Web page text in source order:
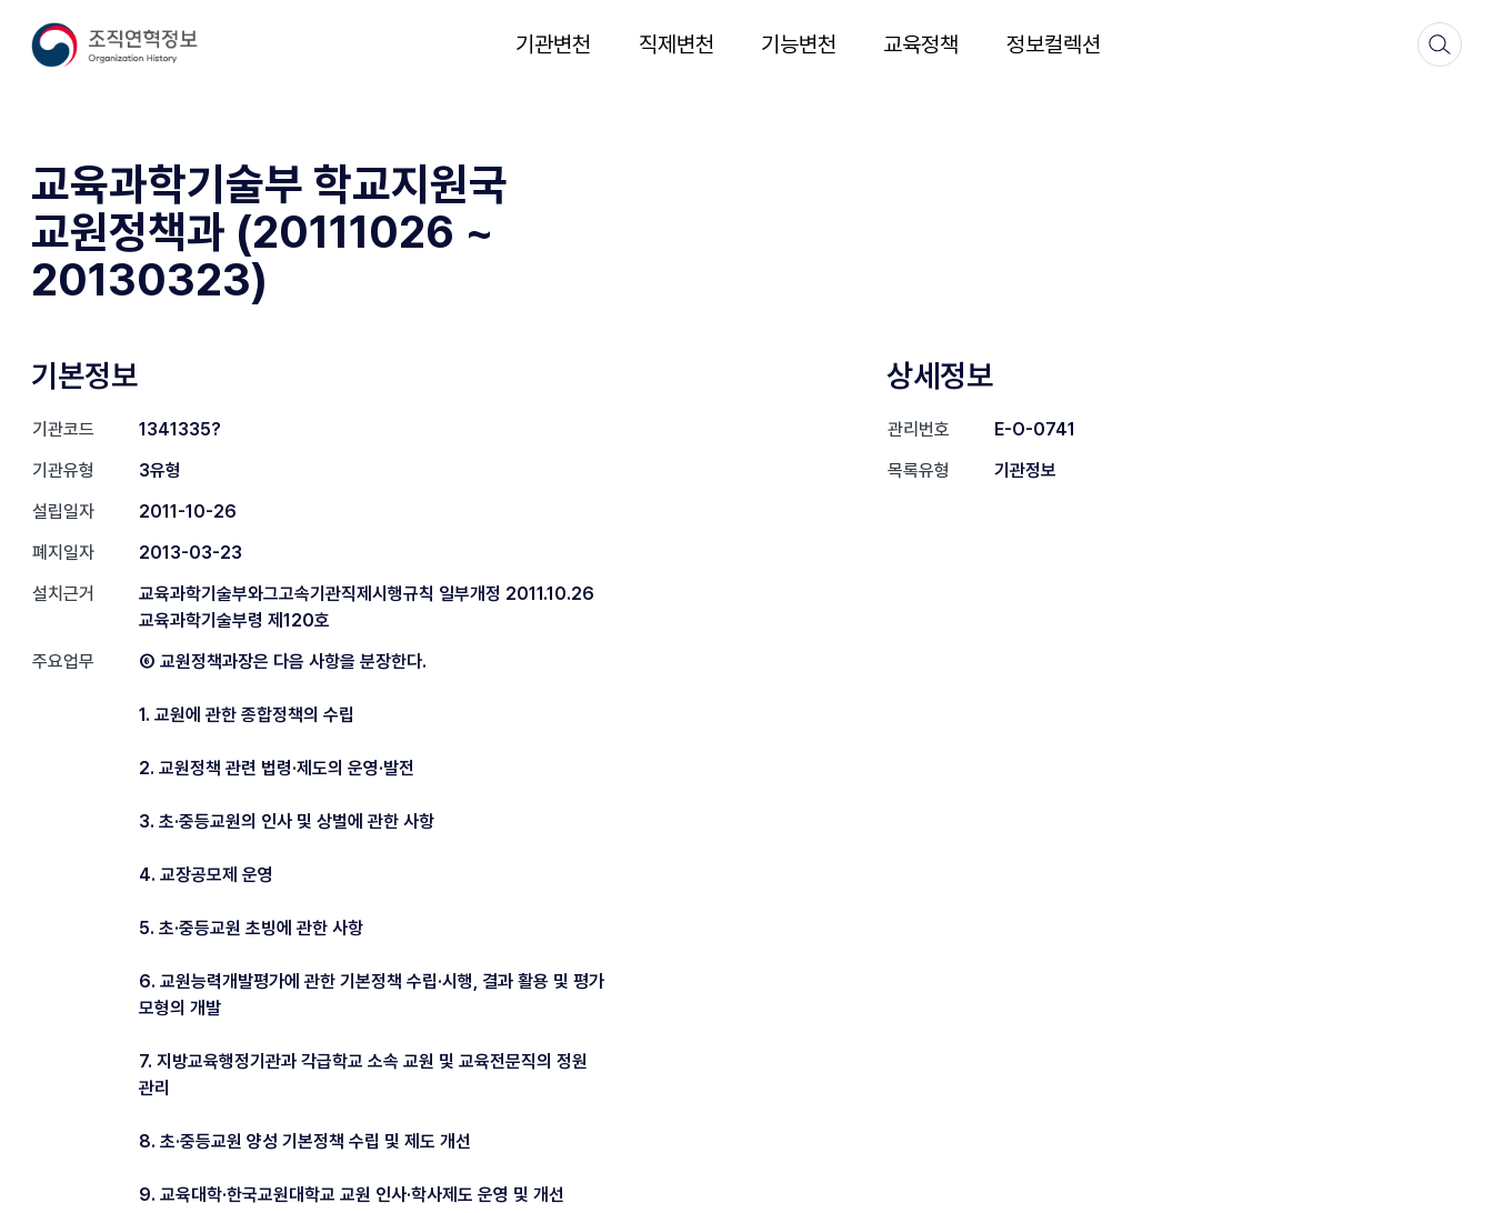
기관변천 직제변천 기능변천 교육정책 정보컬렉션
교육과학기술부 학교지원국
교원정책과 (20111026 ~
20130323)
기본정보
기관코드
1341335?
기관유형
3유형
설립일자
2011-10-26
폐지일자
2013-03-23
설치근거
교육과학기술부와그고속기관직제시행규칙 일부개정 2011.10.26
교육과학기술부령 제120호
주요업무
⑥ 교원정책과장은 다음 사항을 분장한다.
1. 교원에 관한 종합정책의 수립
2. 교원정책 관련 법령·제도의 운영·발전
3. 초·중등교원의 인사 및 상벌에 관한 사항
4. 교장공모제 운영
5. 초·중등교원 초빙에 관한 사항
6. 교원능력개발평가에 관한 기본정책 수립·시행, 결과 활용 및 평가
모형의 개발
7. 지방교육행정기관과 각급학교 소속 교원 및 교육전문직의 정원
관리
8. 초·중등교원 양성 기본정책 수립 및 제도 개선
9. 교육대학·한국교원대학교 교원 인사·학사제도 운영 및 개선
상세정보
관리번호
E-O-0741
목록유형
기관정보